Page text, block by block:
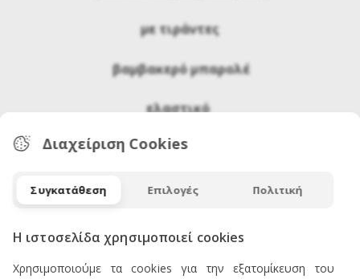
με τιράντες
βαμβακερό μπαρολέ
ελαστικό
μεγάλα μεγέθη 7 έως 12XL
Διαχείριση Cookies
Συγκατάθεση Επιλογές Πολιτική
Η ιστοσελίδα χρησιμοποιεί cookies
Χρησιμοποιούμε τα cookies για την εξατομίκευση του